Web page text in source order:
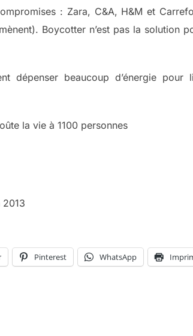
: Zara, C&A, H&M et
Boycotter n’est pas la solution
dépenser beaucoup d’énergie
la vie à 1100 personnes
Pinterest WhatsApp